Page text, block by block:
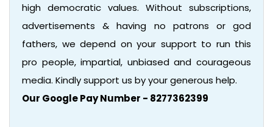
high democratic values. Without subscriptions,
advertisements & having no patrons or god
fathers, we depend on your support to run this
pro people, impartial, unbiased and courageous
media. Kindly support us by your generous help.
Our Google Pay Number - 8277362399